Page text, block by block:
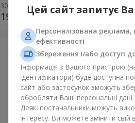
30 398 грнЦей сайт запитує
Персоналізована
ефективності
Збереження і/або доступ
Інформація з Вашого пристрою
ідентифікатори) буде доступна
сайт або застосунок зможуть
обробляти Ваші персональні дані.
Деякі постачальники можуть
інтересу. Ви можете змінити свій